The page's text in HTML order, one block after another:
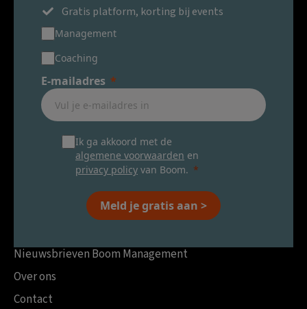
Gratis platform, korting bij events
Management
Coaching
E-mailadres
Ik ga akkoord met de
algemene voorwaarden en
privacy policy van Boom.
Meld je gratis aan >
Nieuwsbrieven Boom Management
Over ons
Contact